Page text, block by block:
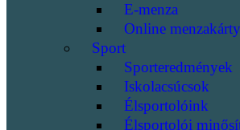
E-menza
Online
Sport
Sporteredmények
Iskolacsúcsok
Élsportolóink
Élsportolói